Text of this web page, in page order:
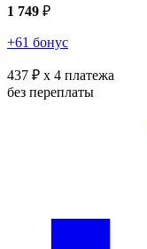
1 749 ₽
+61 бонус
437 ₽ x 4 платежа
без переплаты